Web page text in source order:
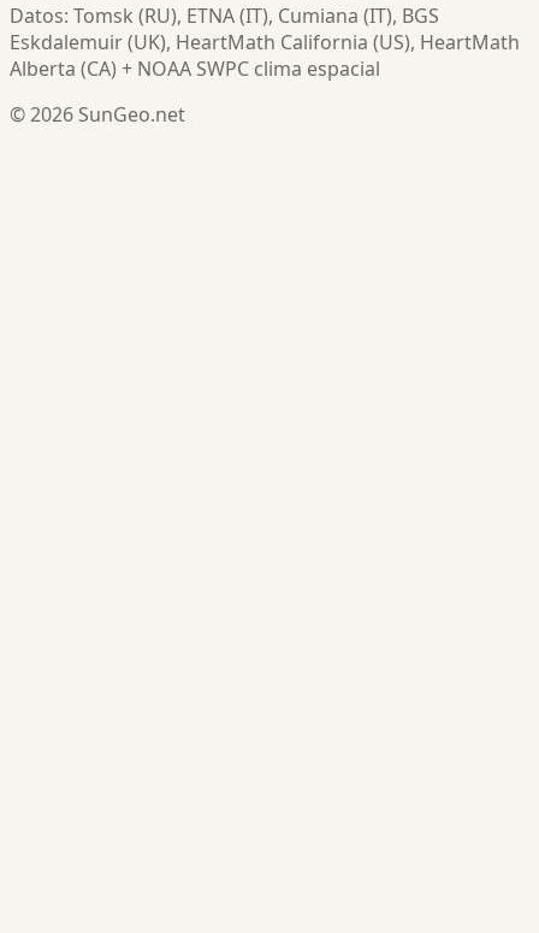
Datos: Tomsk (RU), ETNA (IT), Cumiana (IT), BGS
Eskdalemuir (UK), HeartMath California (US), HeartMath
Alberta (CA) + NOAA SWPC clima espacial
© 2026 SunGeo.net